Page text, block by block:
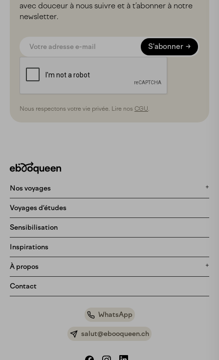
avec douceur à nous suivre et à t’abonner à notre
newsletter.
S'abonner
Nous respectons votre vie privée. Lire nos CGU.
Nos voyages
Tous nos voyages
Bientôt disponibles
Voyages d’études
Sensibilisation
Inspirations
À propos
Notre histoire
Contact
WhatsApp
salut@ebooqueen.ch